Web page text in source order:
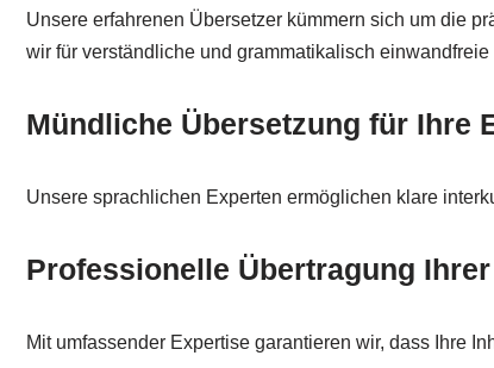
Unsere erfahrenen Übersetzer kümmern sich um die
wir für verständliche und grammatikalisch
Mündliche Übersetzung für Ihre
Unsere sprachlichen Experten ermöglichen klare
Professionelle Übertragung
Mit umfassender Expertise garantieren wir, dass Ihre